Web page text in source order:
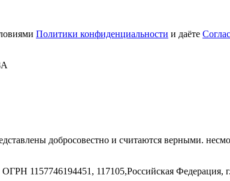
Политики конфиденциальности и даёте
добросовестно и считаются верными.
1157746194451, 117105,Российская